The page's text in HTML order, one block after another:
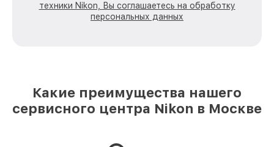
техники Nikon, Вы соглашаетесь на обработку
персональных данных
Какие преимущества нашего
сервисного центра Nikon в Москве